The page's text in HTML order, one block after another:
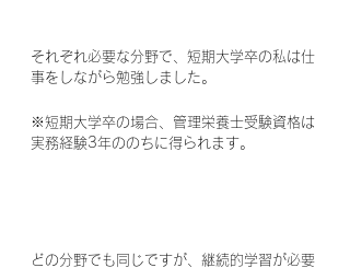
それぞれ必要な分野で、短期大学卒の私は仕
事をしながら勉強しました。
※短期大学卒の場合、管理栄養士受験資格は
実務経験3年ののちに得られます。
どの分野でも同じですが、継続的学習が必要